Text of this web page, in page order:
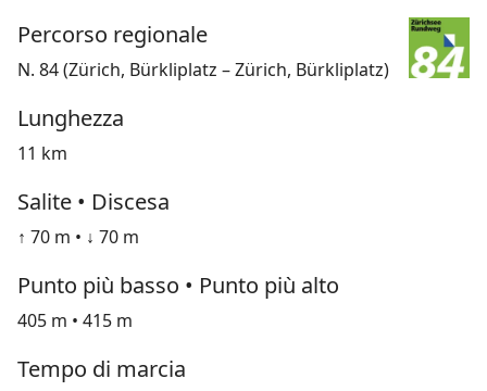
Percorso regionale
N. 84 (Zürich, Bürkliplatz – Zürich, Bürkliplatz)
Lunghezza
11 km
Salite • Discesa
↑ 70 m • ↓ 70 m
Punto più basso • Punto più alto
405 m • 415 m
Tempo di marcia